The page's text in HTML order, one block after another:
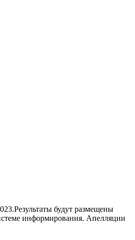
будут размещены
информирования. Апелляции